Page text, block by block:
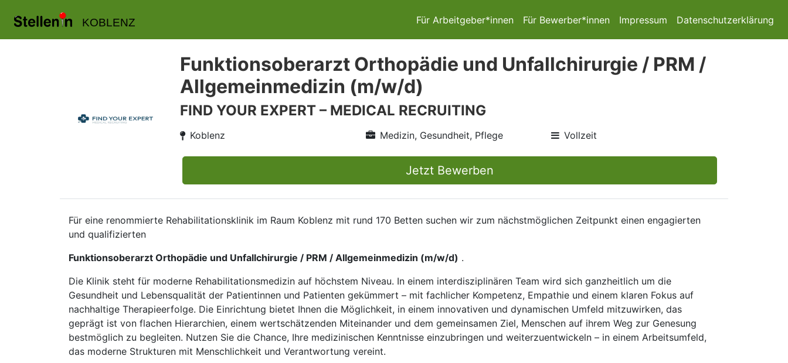
KOBLENZ Für Arbeitgeber*innen Für Bewerber*innen Impressum Datenschutzerklärung
Funktionsoberarzt Orthopädie und Unfallchirurgie / PRM /
Allgemeinmedizin (m/w/d)
FIND YOUR EXPERT – MEDICAL RECRUITING
Koblenz Medizin, Gesundheit, Pflege Vollzeit
Jetzt Bewerben
Für eine renommierte Rehabilitationsklinik im Raum Koblenz mit rund 170 Betten suchen wir zum nächstmöglichen Zeitpunkt einen engagierten
und qualifizierten
Funktionsoberarzt Orthopädie und Unfallchirurgie / PRM / Allgemeinmedizin (m/w/d) .
Die Klinik steht für moderne Rehabilitationsmedizin auf höchstem Niveau. In einem interdisziplinären Team wird sich ganzheitlich um die
Gesundheit und Lebensqualität der Patientinnen und Patienten gekümmert – mit fachlicher Kompetenz, Empathie und einem klaren Fokus auf
nachhaltige Therapieerfolge. Die Einrichtung bietet Ihnen die Möglichkeit, in einem innovativen und dynamischen Umfeld mitzuwirken, das
geprägt ist von flachen Hierarchien, einem wertschätzenden Miteinander und dem gemeinsamen Ziel, Menschen auf ihrem Weg zur Genesung
bestmöglich zu begleiten. Nutzen Sie die Chance, Ihre medizinischen Kenntnisse einzubringen und weiterzuentwickeln – in einem Arbeitsumfeld,
das moderne Strukturen mit Menschlichkeit und Verantwortung vereint.